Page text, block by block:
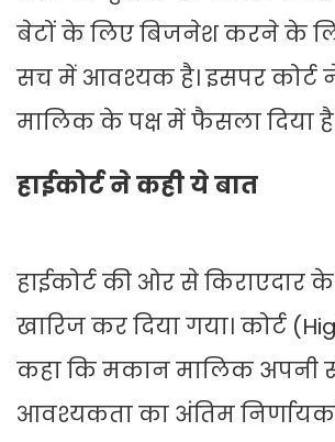
बेटों के लिए बिजनेश करने के
सच में आवश्यक है। इसपर कोर्ट
मालिक के पक्ष में फैसला दिया
हाईकोर्ट ने कही ये बात
हाईकोर्ट की ओर से किराएदार
खारिज कर दिया गया। कोर्ट
कहा कि मकान मालिक अपनी
आवश्यकता का अंतिम निर्णायक